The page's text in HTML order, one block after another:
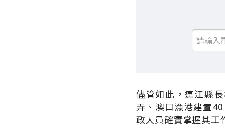
儘管如此，連江縣
弄、澳口漁港建置
政人員確實掌握其工